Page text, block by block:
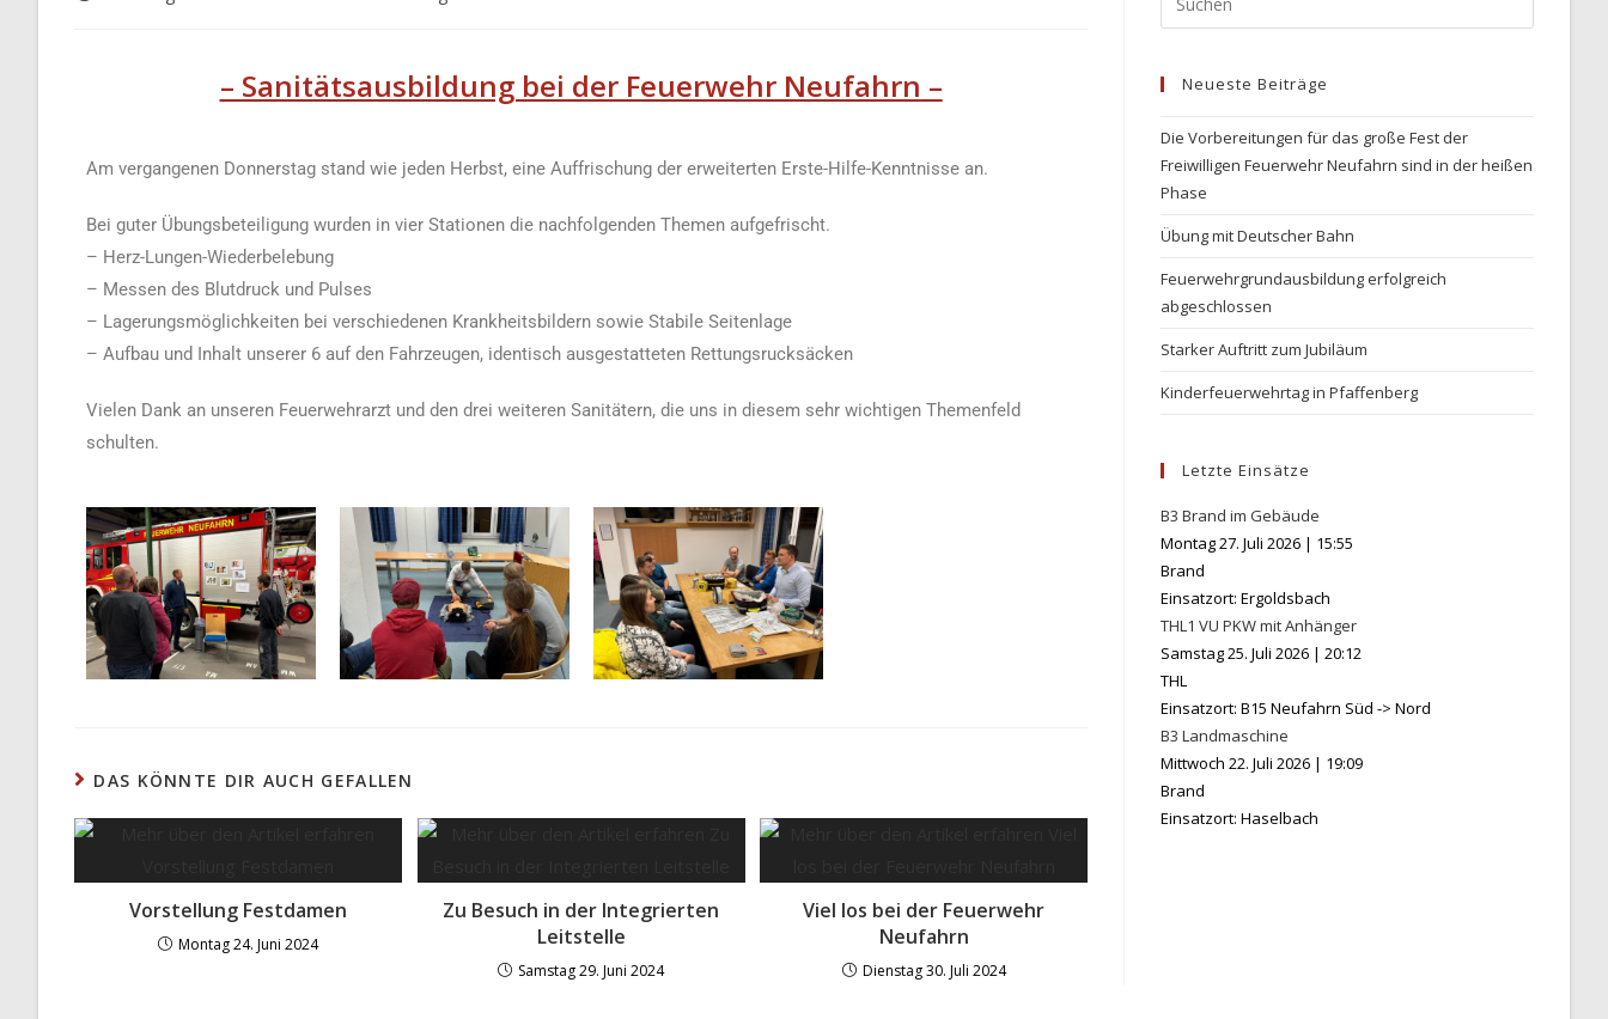
– Sanitätsausbildung bei der Feuerwehr Neufahrn –
Am vergangenen Donnerstag stand wie jeden Herbst, eine Auffrischung der erweiterten Erste-Hilfe-Kenntnisse an.
Bei guter Übungsbeteiligung wurden in vier Stationen die nachfolgenden Themen aufgefrischt.
– Herz-Lungen-Wiederbelebung
– ⁠Messen des Blutdruck und Pulses
– ⁠Lagerungsmöglichkeiten bei verschiedenen Krankheitsbildern sowie Stabile Seitenlage
– ⁠Aufbau und Inhalt unserer 6 auf den Fahrzeugen, identisch ausgestatteten Rettungsrucksäcken
Vielen Dank an unseren Feuerwehrarzt und den drei weiteren Sanitätern, die uns in diesem sehr wichtigen Themenfeld
schulten.
DAS KÖNNTE DIR AUCH GEFALLEN
Vorstellung Festdamen
Montag 24. Juni 2024
Zu Besuch in der Integrierten
Leitstelle
Samstag 29. Juni 2024
Viel los bei der Feuerwehr
Neufahrn
Dienstag 30. Juli 2024
Neueste Beiträge
Die Vorbereitungen für das große Fest der
Freiwilligen Feuerwehr Neufahrn sind in der heißen
Phase
Übung mit Deutscher Bahn
Feuerwehrgrundausbildung erfolgreich
abgeschlossen
Starker Auftritt zum Jubiläum
Kinderfeuerwehrtag in Pfaffenberg
Letzte Einsätze
B3 Brand im Gebäude
Montag 27. Juli 2026 | 15:55
Brand
Einsatzort: Ergoldsbach
THL1 VU PKW mit Anhänger
Samstag 25. Juli 2026 |20:12
THL
Einsatzort: B15 Neufahrn Süd -> Nord
B3 Landmaschine
Mittwoch 22. Juli 2026 | 19:09
Brand
Einsatzort: Haselbach